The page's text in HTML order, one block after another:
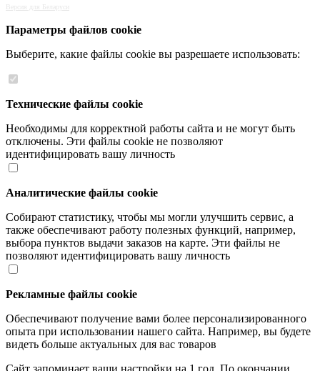
Версия для Беларуси
Параметры файлов cookie
Выберите, какие файлы cookie вы разрешаете использовать:
Технические файлы cookie
Необходимы для корректной работы сайта и не могут быть
отключены. Эти файлы cookie не позволяют
идентифицировать вашу личность
Аналитические файлы cookie
Собирают статистику, чтобы мы могли улучшить сервис, а
также обеспечивают работу полезных функций, например,
выбора пунктов выдачи заказов на карте. Эти файлы не
позволяют идентифицировать вашу личность
Рекламные файлы cookie
Обеспечивают получение вами более персонализированного
опыта при использовании нашего сайта. Например, вы будете
видеть больше актуальных для вас товаров
Сайт запоминает ваши настройки на 1 год. По окончании